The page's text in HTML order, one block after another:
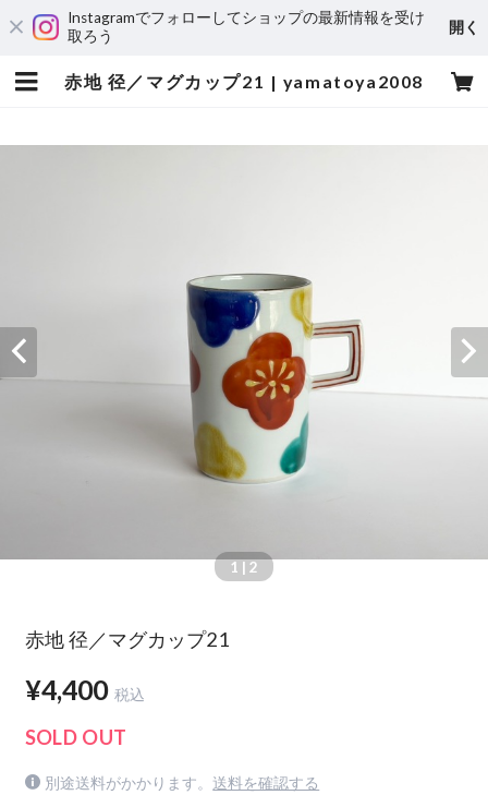
Instagramでフォローしてショップの最新情報を受け
取ろう
開く
赤地 径／マグカップ21 | yamatoya2008
1 | 2
赤地 径／マグカップ21
¥4,400 税込
SOLD OUT
別途送料がかかります。 送料を確認する